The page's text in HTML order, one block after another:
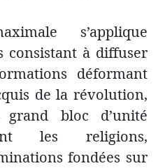
s’applique
consistant à diffuser
déformant
de la révolution,
bloc d’unité
les religions,
fondées sur